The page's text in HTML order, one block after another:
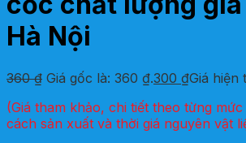
Hà Nội
360₫ Giá gốc là: 360 ₫.300 ₫Giá hiện
(Giá tham khảo, chi tiết theo từng
cách sản xuất và thời giá nguyên vật